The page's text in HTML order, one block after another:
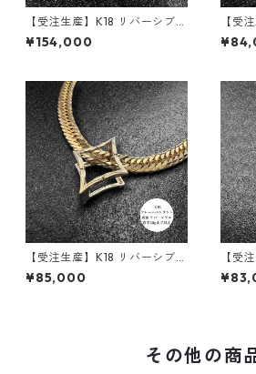
【受注生産】K18 リバーシブル
ペンダント | ロンバスクラシッ
ク+額縁フレーム30g用 | 30g
¥154,000
【受
ペン
ダイ
【受注生産】K18 リバーシブル
ペンダント｜額縁フレーム
〈ロンバス 30g用〉｜30g喜
¥85,000
【受
ペン
地金
その他の商